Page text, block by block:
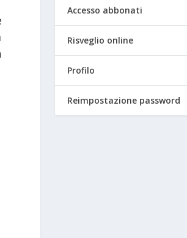
Accesso abbonati
Risveglio online
Profilo
Reimpostazione password